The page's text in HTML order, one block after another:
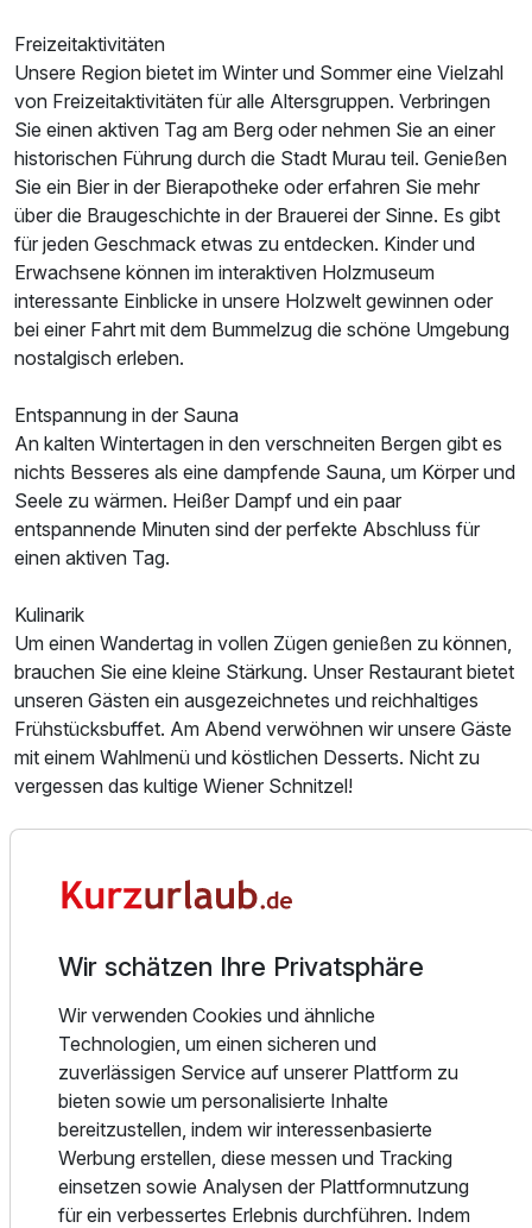
Ausstattung
Für 8 Tage p.P. ab914,00 €
2 Erwachsene und 2 Kinder
Ausstattung
Für 8 Tage p.P. ab
Freizeitaktivitäten
Unsere Region bietet im Winter und Sommer eine Vielzahl
von Freizeitaktivitäten für alle Altersgruppen. Verbringen
Sie einen aktiven Tag am Berg oder nehmen Sie an einer
historischen Führung durch die Stadt Murau teil. Genießen
Sie ein Bier in der Bierapotheke oder erfahren Sie mehr
über die Braugeschichte in der Brauerei der Sinne. Es gibt
für jeden Geschmack etwas zu entdecken. Kinder und
Erwachsene können im interaktiven Holzmuseum
interessante Einblicke in unsere Holzwelt gewinnen oder
bei einer Fahrt mit dem Bummelzug die schöne Umgebung
nostalgisch erleben.
Entspannung in der Sauna
An kalten Wintertagen in den verschneiten Bergen gibt es
nichts Besseres als eine dampfende Sauna, um Körper und
Seele zu wärmen. Heißer Dampf und ein paar
entspannende Minuten sind der perfekte Abschluss für
einen aktiven Tag.
Kulinarik
Um einen Wandertag in vollen Zügen genießen zu können,
brauchen Sie eine kleine Stärkung. Unser Restaurant bietet
unseren Gästen ein ausgezeichnetes und reichhaltiges
Frühstücksbuffet. Am Abend verwöhnen wir unsere Gäste
mit einem Wahlmenü und köstlichen Desserts. Nicht zu
vergessen das kultige Wiener Schnitzel!
Krausz neu interpretiert und kreiert. Wenn Sie auf der
bis zur Gondelbahn und holen sich einen schmackhaften
Angus Burger oder eine leckere Gyros-Platte. Natürlich
bieten wir auch Germknödel und Gulaschsuppe an. Nach
einem ausgiebigen und leckeren Mittagessen können Sie
wieder auf die gut präparierten Pisten zurückkehren und
das Skifahren hoffentlich bei Sonnenschein weiter
genießen. Bis zum Abendessen werden Sie sicher nicht
mehr hungrig sein.
St. Georgen am Kreischberg und seine Umgebung bieten
Wir schätzen Ihre Privatsphäre
Wir verwenden Cookies und ähnliche
Technologien, um einen sicheren und
zuverlässigen Service auf unserer Plattform zu
bieten sowie um personalisierte Inhalte
bereitzustellen, indem wir interessenbasierte
Werbung erstellen, diese messen und Tracking
einsetzen sowie Analysen der Plattformnutzung
für ein verbessertes Erlebnis durchführen. Indem